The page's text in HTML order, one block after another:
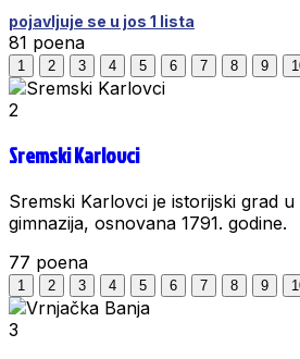
pojavljuje se u jos 1 lista
81 poena
1 2 3 4 5 6 7 8 9
2
Sremski Karlovci
Sremski Karlovci je istorijski grad
gimnazija, osnovana 1791. godine.
77 poena
1 2 3 4 5 6 7 8 9
3